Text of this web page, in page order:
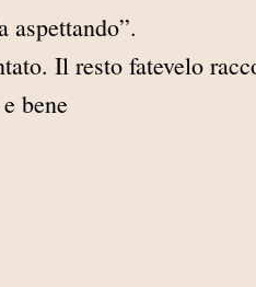
Il resto fatevelo
bene